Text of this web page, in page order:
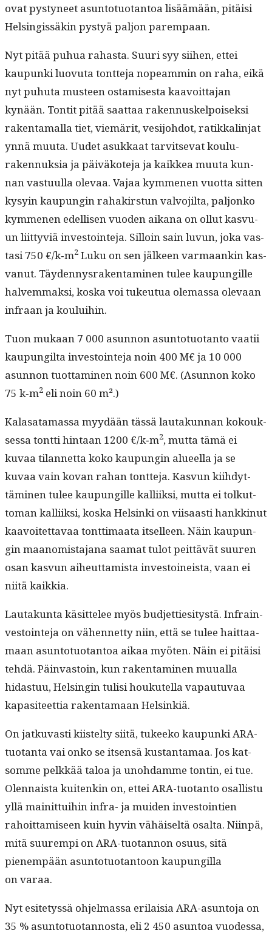
ovat pystyneet asun­to­tuotan­toa lisäämään, pitäisi
Helsingis­säkin pystyä paljon parempaan.
Nyt pitää puhua rahas­ta. Suuri syy siihen, ettei
kaupun­ki luovu­ta tont­te­ja nopeam­min on raha, eikä
nyt puhuta mus­teen ostamis­es­ta kaavoit­ta­jan
kynään. Ton­tit pitää saat­taa raken­nuskelpoisek­si
rak­en­ta­mal­la tiet, viemärit, vesi­jo­hdot, ratikkalin­jat
ynnä muu­ta. Uudet asukkaat tarvit­se­vat koulu­
raken­nuk­sia ja päiväkote­ja ja kaikkea muu­ta kun­
nan vas­tu­ul­la ole­vaa. Vajaa kymme­nen vuot­ta sit­ten
kysyin kaupun­gin rahakirstun valvo­jil­ta, paljonko
kymme­nen edel­lisen vuo­den aikana on ollut kasvu­
un liit­tyviä investoin­te­ja. Sil­loin sain luvun, joka vas­
tasi 750 €/k‑m2 Luku on sen jäl­keen var­maankin kas­
vanut. Täy­den­nys­rak­en­t­a­mi­nen tulee kaupungille
halvem­mak­si, kos­ka voi tukeu­tua ole­mas­sa ole­vaan
infraan ja kouluihin.
Tuon mukaan 7 000 asun­non asun­to­tuotan­to vaatii
kaupungilta investoin­te­ja noin 400 M€ ja 10 000
asun­non tuot­ta­mi­nen noin 600 M€. (Asun­non koko
75 k‑m2 eli noin 60 m².)
Kalasa­ta­mas­sa myy­dään tässä lau­takun­nan kok­ouk­
ses­sa tont­ti hin­taan 1200 €/k‑m2, mut­ta tämä ei
kuvaa tilan­net­ta koko kaupun­gin alueel­la ja se
kuvaa vain kovan rahan tont­te­ja. Kasvun kiihdyt­
tämi­nen tulee kaupungille kalli­ik­si, mut­ta ei tolkut­
toman kalli­ik­si, kos­ka Helsin­ki on viisaasti han­kkin­ut
kaavoitet­tavaa tont­ti­maa­ta itselleen. Näin kaupun­
gin maan­omis­ta­jana saa­mat tulot peit­tävät suuren
osan kasvun aiheut­tamista investoineista, vaan ei
niitä kaikkia.
Lau­takun­ta käsit­telee myös bud­jet­tiesi­tys­tä. Infrain­
vestoin­te­ja on vähen­net­ty niin, että se tulee hait­taa­
maan asun­to­tuotan­toa aikaa myöten. Näin ei pitäisi
tehdä. Päin­vas­toin, kun rak­en­t­a­mi­nen muual­la
hidas­tuu, Helsin­gin tulisi houkutel­la vapau­tu­vaa
kap­a­siteet­tia rak­en­ta­maan Helsinkiä.
On jatku­vasti kiis­tel­ty siitä, tukeeko kaupun­ki ARA-
tuotan­ta vai onko se itsen­sä kus­tan­ta­maa. Jos kat­
somme pelkkää taloa ja uno­hdamme ton­tin, ei tue.
Olen­naista kuitenkin on, ettei ARA-tuotan­to osal­lis­tu
yllä mainit­tui­hin infra- ja muiden investoin­tien
rahoit­tamiseen kuin hyvin vähäiseltä osalta. Niin­pä,
mitä suurem­pi on ARA-tuotan­non osu­us, sitä
pienem­pään asun­to­tuotan­toon kaupungilla
on varaa.
Nyt esite­tyssä ohjel­mas­sa eri­laisia ARA-asun­to­ja on
35 % asun­to­tuotan­nos­ta, eli 2 450 asun­toa vuodessa,